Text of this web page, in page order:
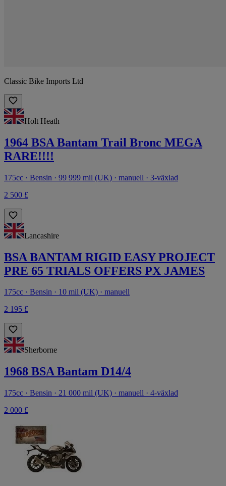
Classic Bike Imports Ltd
Holt Heath
1964 BSA Bantam Trail Bronc MEGA
RARE!!!!
175cc · Bensin · 99 999 mil (UK) · manuell · 3-växlad
2 500 £
Lancashire
BSA BANTAM RIGID EASY PROJECT
PRE 65 TRIALS OFFERS PX JAMES
175cc · Bensin · 10 mil (UK) · manuell
2 195 £
Sherborne
1968 BSA Bantam D14/4
175cc · Bensin · 21 000 mil (UK) · manuell · 4-växlad
2 000 £